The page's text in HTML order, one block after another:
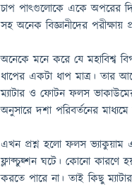
চাপ পাত্গুলোকে একে অপরের
সহ অনেক বিজ্ঞানীদের পরীক্ষায়
অনেকে মনে করে যে মহাবিশ্ব
ধাপের একটা ধাপ মাত্র। তার
ম্যাটার ও ফোটন ফলস
অনুসারে দশা পরিবর্তনের
এখন প্রশ্ন হলো ফলস ভ্যাকুয়াম
ফ্লাক্চুয়্শন ঘটে। কোনো কারণে
করতে পারে না। তাই কিছু